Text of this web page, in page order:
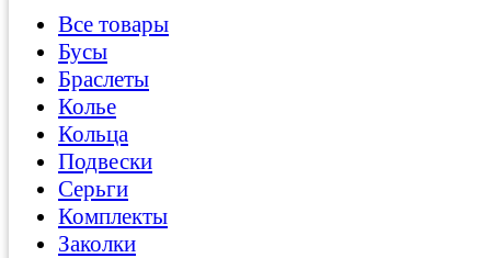
Все товары
Бусы
Браслеты
Колье
Кольца
Подвески
Серьги
Комплекты
Заколки